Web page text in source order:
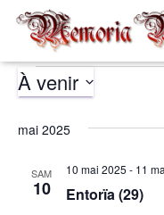
Évènements
À venir
une
mai 2025
SAM
10 Entorïa (29)
10 mai 2025 - 11